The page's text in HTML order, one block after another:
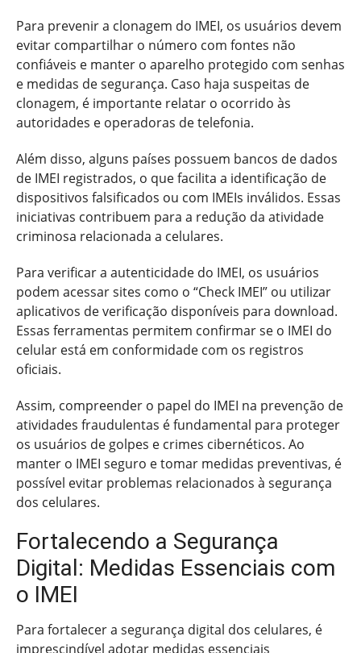
Para prevenir a clonagem do IMEI, os usuários devem
evitar compartilhar o número com fontes não
confiáveis e manter o aparelho protegido com senhas
e medidas de segurança. Caso haja suspeitas de
clonagem, é importante relatar o ocorrido às
autoridades e operadoras de telefonia.
Além disso, alguns países possuem bancos de dados
de IMEI registrados, o que facilita a identificação de
dispositivos falsificados ou com IMEIs inválidos. Essas
iniciativas contribuem para a redução da atividade
criminosa relacionada a celulares.
Para verificar a autenticidade do IMEI, os usuários
podem acessar sites como o “Check IMEI” ou utilizar
aplicativos de verificação disponíveis para download.
Essas ferramentas permitem confirmar se o IMEI do
celular está em conformidade com os registros
oficiais.
Assim, compreender o papel do IMEI na prevenção de
atividades fraudulentas é fundamental para proteger
os usuários de golpes e crimes cibernéticos. Ao
manter o IMEI seguro e tomar medidas preventivas, é
possível evitar problemas relacionados à segurança
dos celulares.
Fortalecendo a Segurança
Digital: Medidas Essenciais com
o IMEI
Para fortalecer a segurança digital dos celulares, é
imprescindível adotar medidas essenciais